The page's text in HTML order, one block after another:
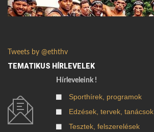
Tweets by @eththv
TEMATIKUS HÍRLEVELEK
Hírleveleink !
Sporthírek, programok
Edzések, tervek, tanácsok
Tesztek, felszerelések